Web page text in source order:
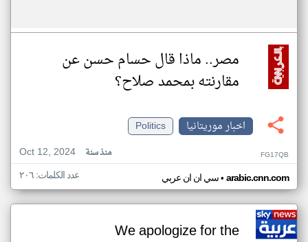
مصر.. ماذا قال حسام حسن عن
مقارنته بمحمد صلاح؟
اخبار موريتانيا
Politics
Oct 12, 2024
منذ سنة FG17QB
سي ان ان عربي• arabic.cnn.com عدد الكلمات: ٢٠٦
We apologize for the